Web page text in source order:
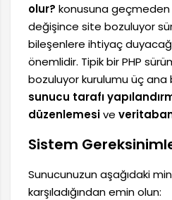
olur? konusuna geçmeden
değişince site bozuluyor
bileşenlere ihtiyaç
önemlidir. Tipik bir PHP
bozuluyor kurulumu üç ana
sunucu tarafı
düzenlemesive
Sistem
Sunucunuzun aşağıdaki
karşıladığından emin olun: